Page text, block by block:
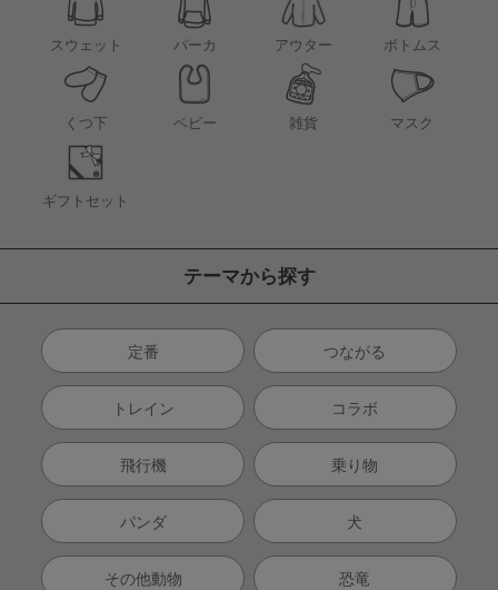
スウェット パーカ アウター ボトムス
くつ下 ベビー 雑貨 マスク
ギフトセット
テーマから探す
定番 つながる
トレイン コラボ
飛行機 乗り物
パンダ 犬
その他動物 恐竜